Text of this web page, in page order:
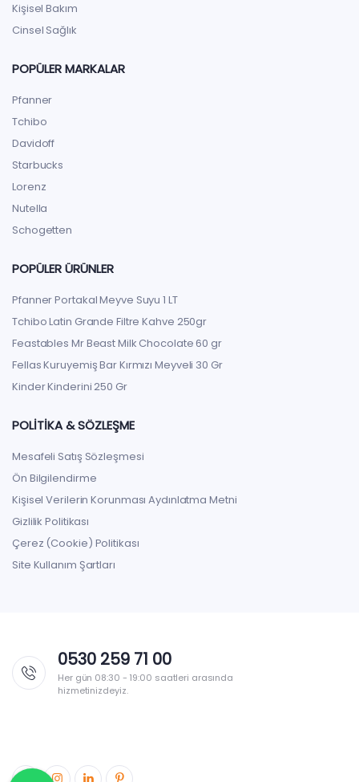
Kişisel Bakım
Cinsel Sağlık
POPÜLER MARKALAR
Pfanner
Tchibo
Davidoff
Starbucks
Lorenz
Nutella
Schogetten
POPÜLER ÜRÜNLER
Pfanner Portakal Meyve Suyu 1 LT
Tchibo Latin Grande Filtre Kahve 250gr
Feastables Mr Beast Milk Chocolate 60 gr
Fellas Kuruyemiş Bar Kırmızı Meyveli 30 Gr
Kinder Kinderini 250 Gr
POLITIKA & SÖZLEŞME
Mesafeli Satış Sözleşmesi
Ön Bilgilendirme
Kişisel Verilerin Korunması Aydınlatma Metni
Gizlilik Politikası
Çerez (Cookie) Politikası
Site Kullanım Şartları
0530 259 71 00
Her gün 08:30 - 19:00 saatleri arasında
hizmetinizdeyiz.